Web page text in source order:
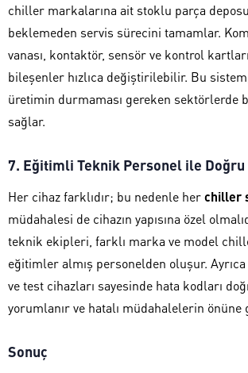
chiller markalarına ait stoklu parça
beklemeden servis sürecini tamamlar.
vanası, kontaktör, sensör ve kontrol
bileşenler hızlıca değiştirilebilir. Bu
üretimin durmaması gereken sektörlerde
sağlar.
7. Eğitimli Teknik Personel ile Doğru
Her cihaz farklıdır; bu nedenle herchiller
müdahalesi de cihazın yapısına özel
teknik ekipleri, farklı marka ve model
eğitimler almış personelden oluşur. Ayrıca
ve test cihazları sayesinde hata kodları
yorumlanır ve hatalı müdahalelerin önüne
Sonuç